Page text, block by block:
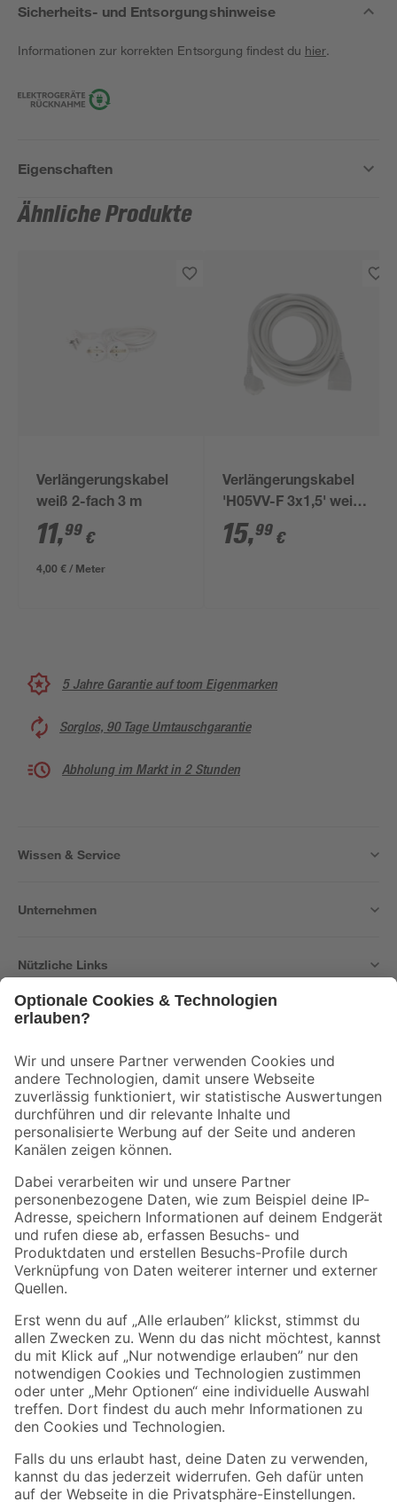
Sicherheits- und Entsorgungshinweise
Informationen zur korrekten Entsorgung findest du hier.
Eigenschaften
Ähnliche Produkte
Verlängerungskabel
weiß 2-fach 3 m
11,99 €
4,00 € / Meter
Verlängerungskabel
'H05VV-F 3x1,5' weiß
10 m
15,99 €
5 Jahre Garantie auf toom Eigenmarken
Sorglos, 90 Tage Umtauschgarantie
Abholung im Markt in 2 Stunden
Wissen & Service
Unternehmen
Nützliche Links
Der toom Newsletter: Keine Angebote und Aktionen mehr verpassen!
Zur Newsletter Anmeldung
Folge uns
Zahlungsarten Versandarten
Sicher einkaufen
Jetzt die toom-App herunterladen
Alle Preisangaben in EUR inkl. gesetzl. MwSt.. Die dargestellten Angebote sind unter
Umständen nicht in allen Märkten verfügbar. Die angegebenen Verfügbarkeiten beziehen